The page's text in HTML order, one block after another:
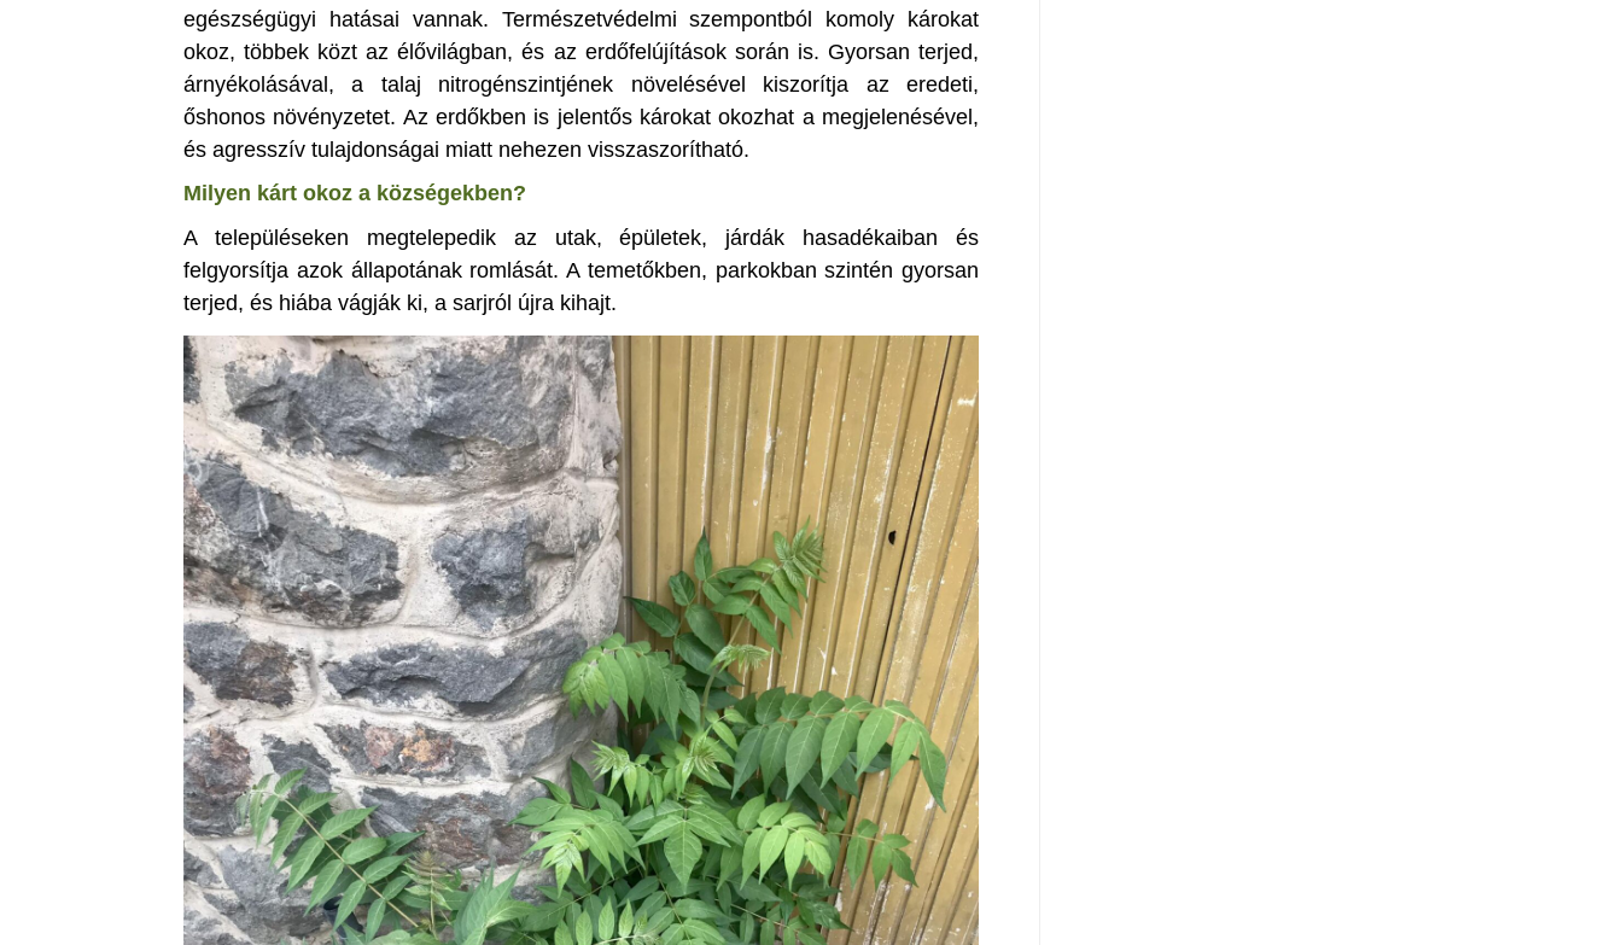
egészségügyi hatásai vannak. Természetvédelmi szempontból komoly károkat
okoz, többek közt az élővilágban, és az erdőfelújítások során is. Gyorsan terjed,
árnyékolásával, a talaj nitrogénszintjének növelésével kiszorítja az eredeti,
őshonos növényzetet. Az erdőkben is jelentős károkat okozhat a megjelenésével,
és agresszív tulajdonságai miatt nehezen visszaszorítható.
Milyen kárt okoz a községekben?
A településeken megtelepedik az utak, épületek, járdák hasadékaiban és
felgyorsítja azok állapotának romlását. A temetőkben, parkokban szintén gyorsan
terjed, és hiába vágják ki, a sarjról újra kihajt.